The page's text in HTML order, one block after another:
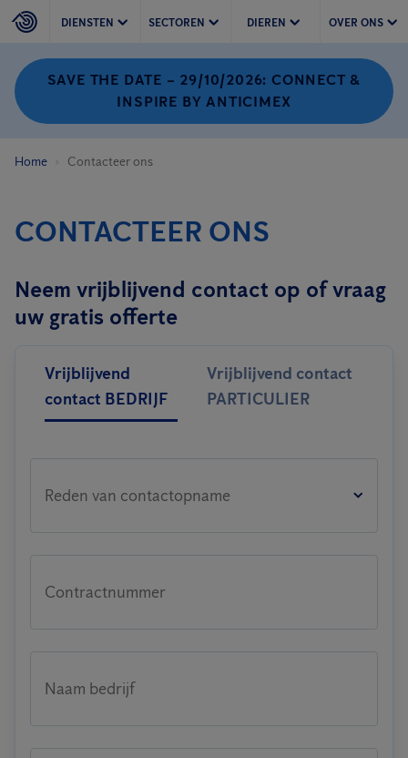
DIENSTEN SECTOREN DIEREN OVER ONS
SAVE THE DATE – 29/10/2026: CONNECT &
INSPIRE BY ANTICIMEX
Home Contacteer ons
CONTACTEER ONS
Neem vrijblijvend contact op of vraag
uw gratis offerte
Vrijblijvend
contact BEDRIJF
Vrijblijvend contact
PARTICULIER
Reden van contactopname
Contractnummer
Naam bedrijf